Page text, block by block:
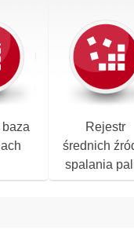
Rejestr
średnich
spalania